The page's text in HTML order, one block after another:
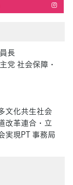
長
党 社会保障・
文化共生社会
改革連合・立
実現PT 事務局